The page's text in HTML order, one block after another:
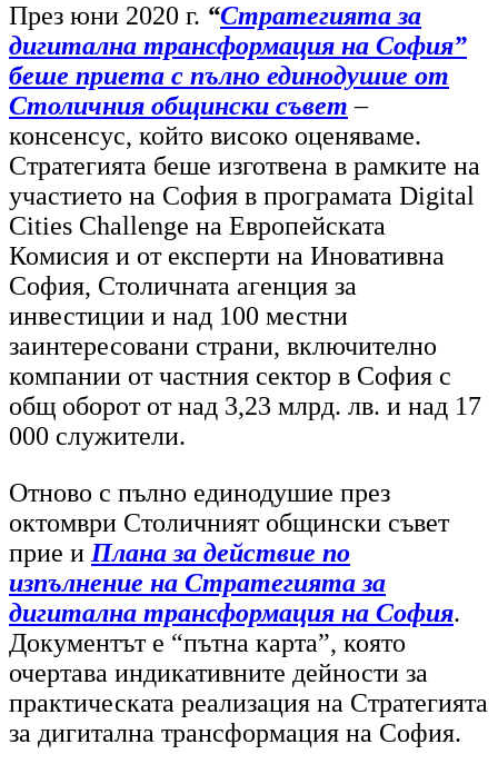
През юни 2020 г. “Стратегията за
дигитална трансформация на София”
беше приета с пълно единодушие от
Столичния общински съвет –
консенсус, който високо оценяваме.
Стратегията беше изготвена в рамките на
участието на София в програмата Digital
Cities Challenge на Европейската
Комисия и от експерти на Иновативна
София, Столичната агенция за
инвестиции и над 100 местни
заинтересовани страни, включително
компании от частния сектор в София с
общ оборот от над 3,23 млрд. лв. и над 17
000 служители.
Отново с пълно единодушие през
октомври Столичният общински съвет
прие и Плана за действие по
изпълнение на Стратегията за
дигитална трансформация на София.
Документът е “пътна карта”, която
очертава индикативните дейности за
практическата реализация на Стратегията
за дигитална трансформация на София.